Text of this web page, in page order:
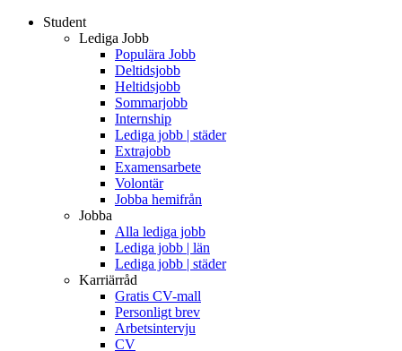
Student
Lediga Jobb
Populära Jobb
Deltidsjobb
Heltidsjobb
Sommarjobb
Internship
Lediga jobb | städer
Extrajobb
Examensarbete
Volontär
Jobba hemifrån
Jobba
Alla lediga jobb
Lediga jobb | län
Lediga jobb | städer
Karriärråd
Gratis CV-mall
Personligt brev
Arbetsintervju
CV